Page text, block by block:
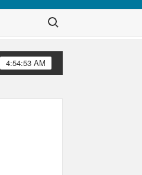
Search for:
Επιστολές Ευρωπαϊκών Ιατρικών
4:54:53 AM